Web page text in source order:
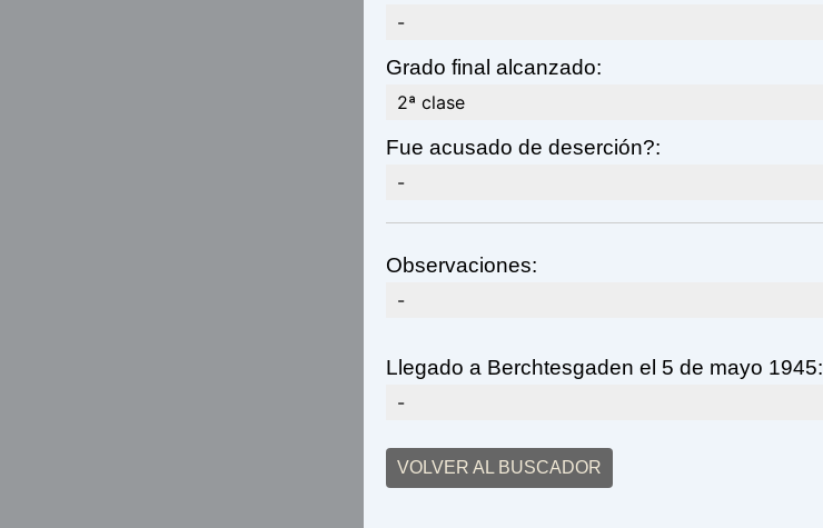
-
Grado final alcanzado:
2ª clase
Fue acusado de deserción?:
-
Observaciones:
-
Llegado a Berchtesgaden el 5 de mayo 1945:
-
VOLVER AL BUSCADOR